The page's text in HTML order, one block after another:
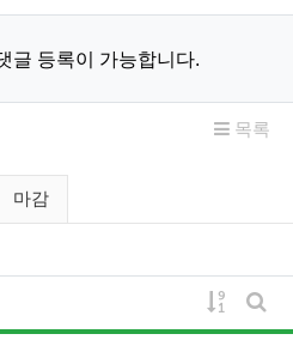
글 등록이 가능합니다.
목록
마감
게시물
게